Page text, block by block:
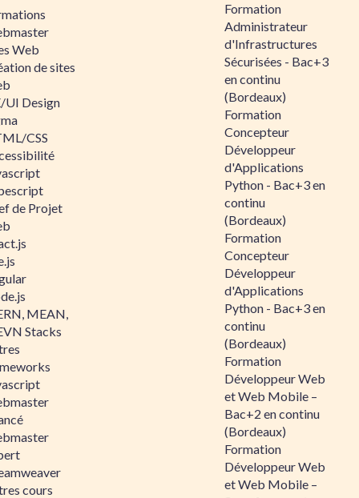
Web
de sites
UI Design
CSS
de Projet
MEAN,
Stacks
cours
Formation
Administrateur
d'Infrastructures
Sécurisées - Bac+3
en continu
(Bordeaux)
Formation
Concepteur
Développeur
d'Applications
Python - Bac+3 en
continu
(Bordeaux)
Formation
Concepteur
Développeur
d'Applications
Python - Bac+3 en
continu
(Bordeaux)
Formation
Développeur Web
et Web Mobile –
Bac+2 en continu
(Bordeaux)
Formation
Développeur Web
et Web Mobile –